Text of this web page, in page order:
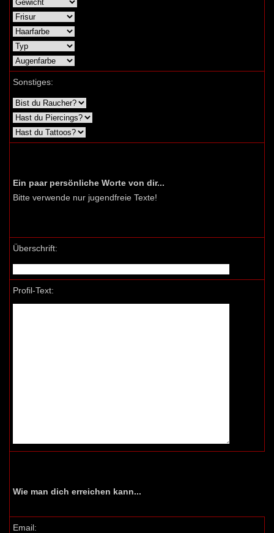
Sonstiges:
Ein paar persönliche Worte von dir...
Bitte verwende nur jugendfreie Texte!
Überschrift:
Profil-Text:
Wie man dich erreichen kann...
Email: